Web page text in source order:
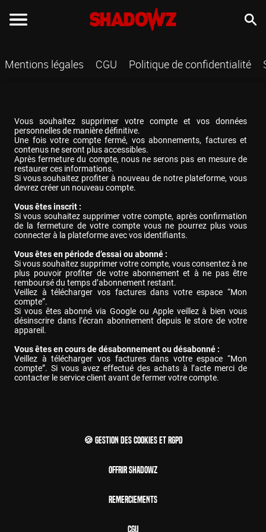
Mentions légales CGU Politique de confidentialité
Vous souhaitez supprimer votre compte et vos données
personnelles de manière définitive.
Une fois votre compte fermé, vos abonnements, factures et
contenus ne seront plus accessibles.
Après fermeture du compte, nous ne serons pas en mesure de
restaurer ces informations.
Si vous souhaitez profiter à nouveau de notre plateforme, vous
devrez créer un nouveau compte.
Vous êtes inscrit :
Si vous souhaitez supprimer votre compte, après confirmation
de la fermeture de votre compte vous ne pourrez plus vous
connecter à la plateforme avec vos identifiants.
Vous êtes en période d’essai ou abonné :
Si vous souhaitez supprimer votre compte, vous consentez à ne
plus pouvoir profiter de votre abonnement et à ne pas être
remboursé du temps d’abonnement restant.
Veillez à télécharger vos factures dans votre espace “Mon
compte”.
Si vous êtes abonné via Google ou Apple veillez à bien vous
désinscrire dans l’écran abonnement depuis le store de votre
appareil.
Vous êtes en cours de désabonnement ou désabonné :
Veillez à télécharger vos factures dans votre espace “Mon
compte”. Si vous avez effectué des achats à l’acte merci de
contacter le service client avant de fermer votre compte.
🍪 Gestion des cookies et RGPD
Offrir Shadowz
Remerciements
CGU